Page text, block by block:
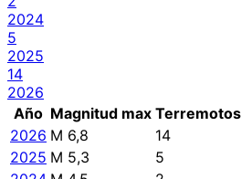
2024
5
2025
14
2026
Año Magnitud max Terremotos
2026 M 6,8
14
2025 M 5,3
5